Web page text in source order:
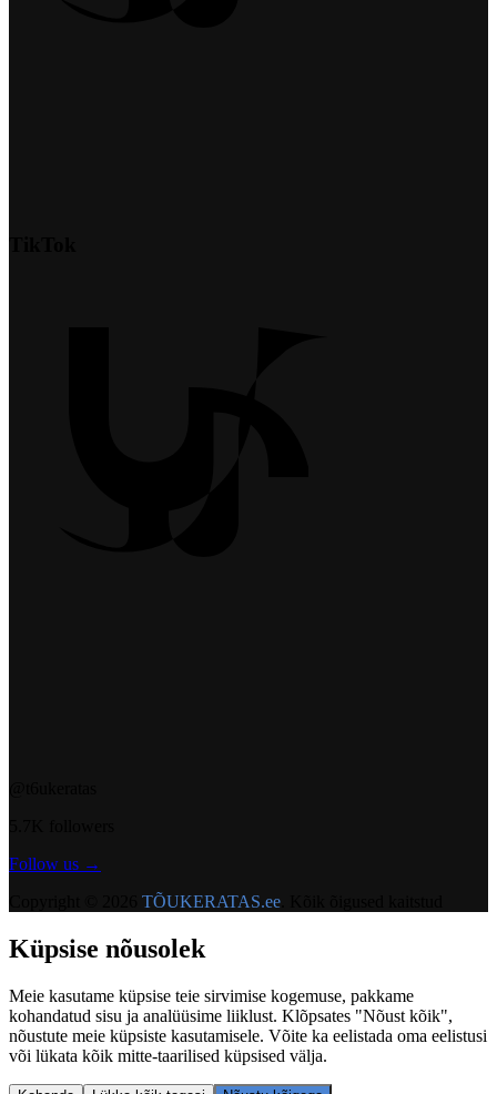
Follow us →
TÕUKERATAS.ee
Küpsise nõusolek
Meie kasutame küpsise teie sirvimise kogemuse, pakkame
kohandatud sisu ja analüüsime liiklust. Klõpsates "Nõust kõik",
nõustute meie küpsiste kasutamisele. Võite ka eelistada oma eelistusi
või lükata kõik mitte-taarilised küpsised välja.